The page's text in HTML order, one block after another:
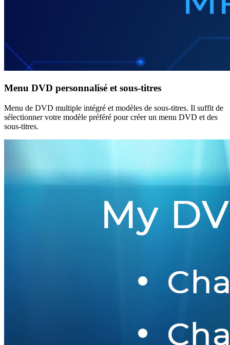
Menu DVD personnalisé et sous-titres
Menu de DVD multiple intégré et modèles de sous-titres. Il suffit de
sélectionner votre modèle préféré pour créer un menu DVD et des
sous-titres.